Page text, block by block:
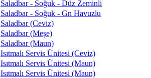
Saladbar - Soğuk - Düz Zeminli
Saladbar - Soğuk - Gn Havuzlu
Saladbar (Ceviz)
Saladbar (Meşe)
Saladbar (Maun)
Isıtmalı Servis Ünitesi (Ceviz)
Isıtmalı Servis Ünitesi (Maun)
Isıtmalı Servis Ünitesi (Maun)